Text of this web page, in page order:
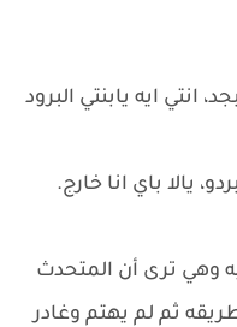
ايه يابنتي البرود
يالا باي انا خارج.
وهي ترى أن المتحدث
ثم لم يهتم وغادر